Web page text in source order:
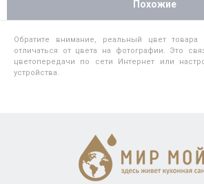
Похожие
Обратите внимание, реальный цвет товара
отличаться от цвета на фотографии. Это
цветопередачи по сети Интернет или
устройства.